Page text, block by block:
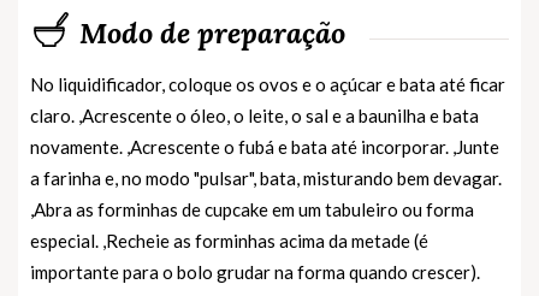
Modo de preparação
No liquidificador, coloque os ovos e o açúcar e bata até ficar
claro. ,Acrescente o óleo, o leite, o sal e a baunilha e bata
novamente. ,Acrescente o fubá e bata até incorporar. ,Junte
a farinha e, no modo "pulsar", bata, misturando bem devagar.
,Abra as forminhas de cupcake em um tabuleiro ou forma
especial. ,Recheie as forminhas acima da metade (é
importante para o bolo grudar na forma quando crescer).